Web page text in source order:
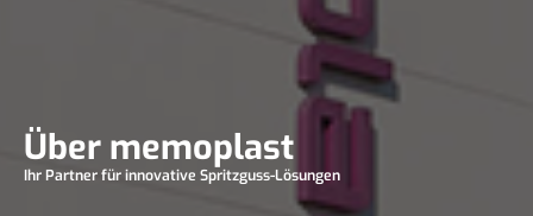
Über memoplast
Ihr Partner für innovative Spritzguss-Lösungen